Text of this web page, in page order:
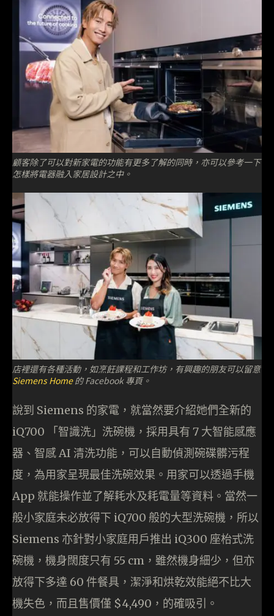
顧客除了可以對新家電的功能有更多了解的同時，亦可以參考一下
怎樣將電器融入家居設計之中。
店裡還有各種活動，如烹飪課程和工作坊，有興趣的朋友可以留意
Siemens Home的 Facebook 專頁。
說到 Siemens 的家電，就當然要介紹她們全新的
iQ700 「智識洗」洗碗機，採用具有 7 大智能感應
器、智感 AI 清洗功能，可以自動偵測碗碟髒污程
度，為用家呈現最佳洗碗效果。用家可以透過手機
App 就能操作並了解耗水及耗電量等資料。當然一
般小家庭未必放得下 iQ700 般的大型洗碗機，所以
Siemens 亦針對小家庭用戶推出 iQ300 座枱式洗
碗機，機身闊度只有 55 cm，雖然機身細少，但亦
放得下多達 60 件餐具，潔淨和烘乾效能絕不比大
機失色，而且售價僅 $4,490，的確吸引。